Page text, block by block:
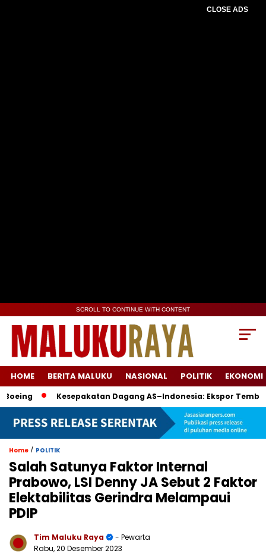
CLOSE ADS
SCROLL TO CONTINUE WITH CONTENT
HOME BERITA MALUKU NASIONAL POLITIK EKONOMI
Kesepakatan Dagang AS–Indonesia: Ekspor Tembaga &
Home / POLITIK
Salah Satunya Faktor Internal
Prabowo, LSI Denny JA Sebut 2 Faktor
Elektabilitas Gerindra Melampaui
PDIP
Tim Maluku Raya
- Pewarta
Rabu, 20 Desember 2023